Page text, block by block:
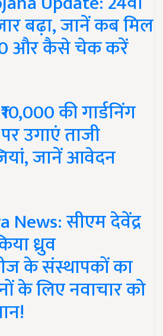
बढ़ा, जानें कब मिल
और कैसे चेक करें
की गार्डनिंग
उगाएं ताजी
जानें आवेदन
सीएम देवेंद्र
ध्रुव
के संस्थापकों का
के लिए नवाचार को